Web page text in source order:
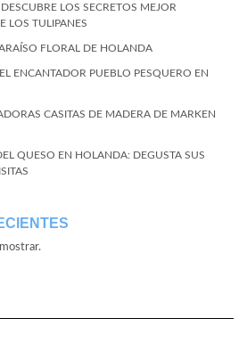
LOS SECRETOS MEJOR
LOS TULIPANES
FLORAL DE HOLANDA
ENCANTADOR PUEBLO PESQUERO EN
CASITAS DE MADERA DE MARKEN
QUESO EN HOLANDA: DEGUSTA SUS